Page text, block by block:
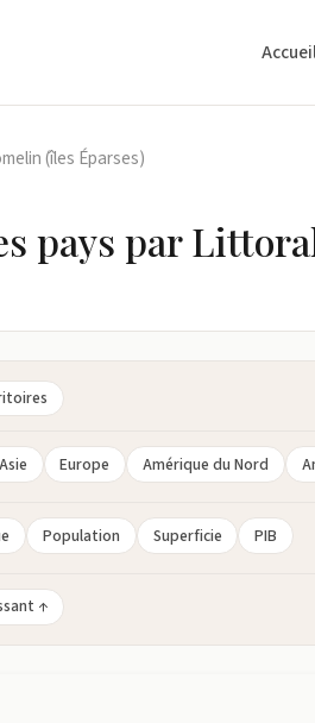
(îles Éparses)
pays par
Asie Europe Amérique du Nord
Population Superficie PIB
↑